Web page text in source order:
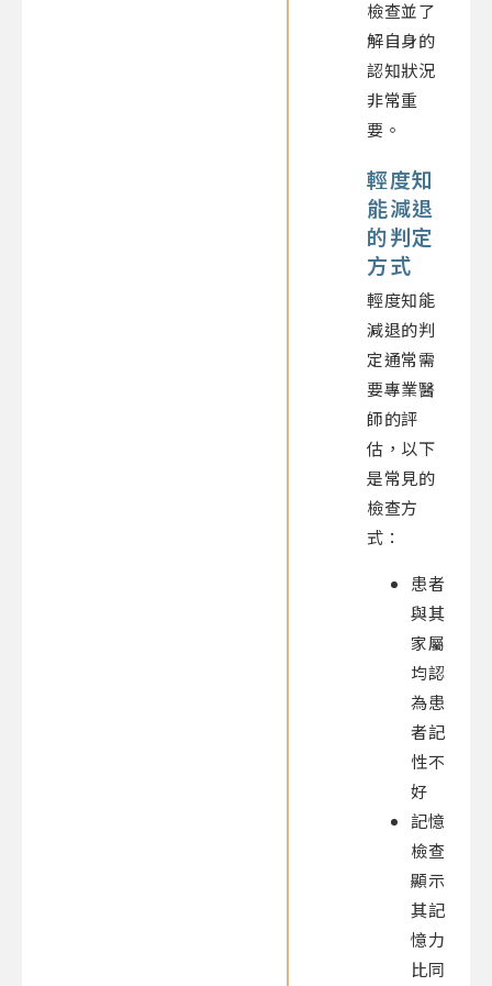
檢查並了
解自身的
認知狀況
非常重
要。
輕度知
能減退
的判定
方式
輕度知能
減退的判
定通常需
要專業醫
師的評
估，以下
是常見的
檢查方
式：
患者
與其
家屬
均認
為患
者記
性不
好
記憶
檢查
顯示
其記
憶力
比同